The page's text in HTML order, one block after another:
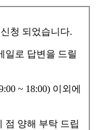
청 되었습니다.
일로 답변을 드릴
~ 18:00) 이외에
점 양해 부탁 드립